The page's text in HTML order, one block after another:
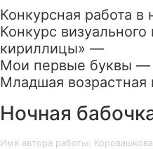
Конкурсная работа в
Конкурс
кириллицы» —
Мои первые буквы —
Младшая возрастная
Ночная
Имя автора работы: